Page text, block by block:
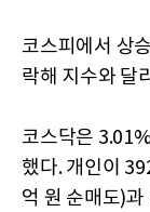
코스피에서 상
락해 지수와 달
코스닥은
했다. 개인이
억 원 순매도)